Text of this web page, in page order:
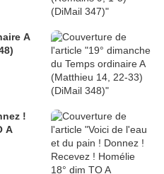
A
!
A